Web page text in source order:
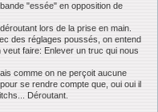
"essée" en opposition de
lors de la prise en main.
des réglages poussés, on entend
faire: Enlever un truc qui nous
comme on ne perçoit aucune
se rendre compte que, oui oui il
Déroutant.